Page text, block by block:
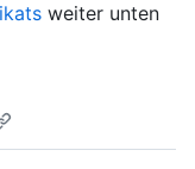
weiter unten